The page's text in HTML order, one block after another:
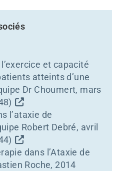
et capacité
atteints d’une
Dr Choumert, mars
l’ataxie de
Robert Debré, avril
dans l’Ataxie de
Roche, 2014